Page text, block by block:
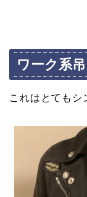
ワーク系
これはとてもシ